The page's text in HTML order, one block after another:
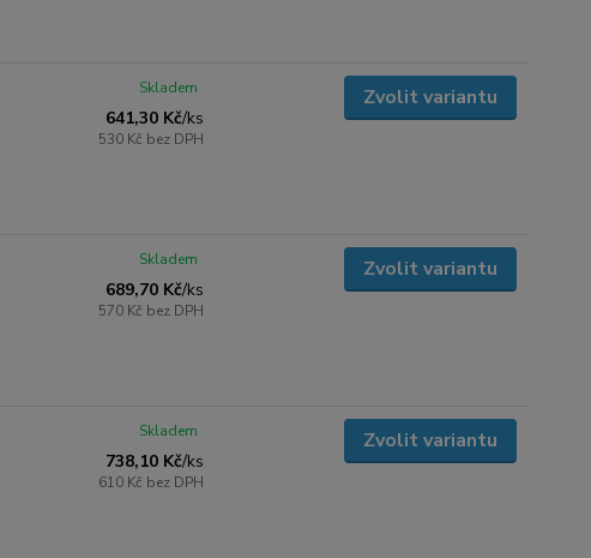
641,30 Kč/ks
530 Kč bez DPH
Skladem Zvolit variantu
689,70 Kč/ks
570 Kč bez DPH
Skladem Zvolit variantu
738,10 Kč/ks
610 Kč bez DPH
Skladem Zvolit variantu